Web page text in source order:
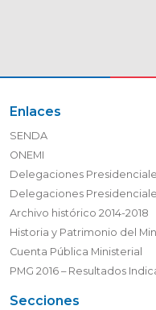
Enlaces
SENDA
ONEMI
Delegaciones
Delegaciones
Archivo histórico 2014-2018
Historia y Patrimonio del
Cuenta Pública Ministerial
PMG 2016 – Resultados
Secciones